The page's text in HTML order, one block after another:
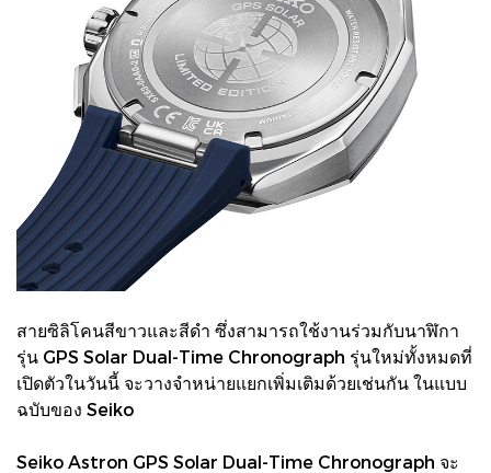
สายซิลิโคนสีขาวและสีดำ ซึ่งสามารถใช้งานร่วมกับนาฬิกา
รุ่น GPS Solar Dual-Time Chronograph รุ่นใหม่ทั้งหมดที่
เปิดตัวในวันนี้ จะวางจำหน่ายแยกเพิ่มเติมด้วยเช่นกัน ในแบบ
ฉบับของ Seiko
Seiko Astron GPS Solar Dual-Time Chronograph จะ